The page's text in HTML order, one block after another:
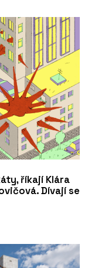
říkají Klára
Dívají se